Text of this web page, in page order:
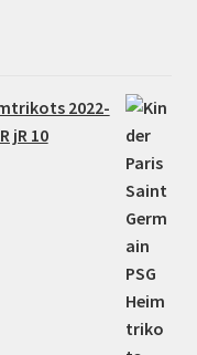
2022-
jR 10